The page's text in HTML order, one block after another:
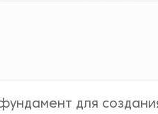
для